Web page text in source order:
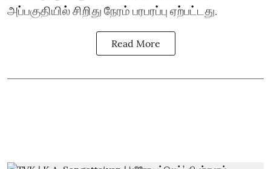
அப்பகுதியில் சிறிது நேரம் பரபரப்பு ஏற்பட்டது.
Read More